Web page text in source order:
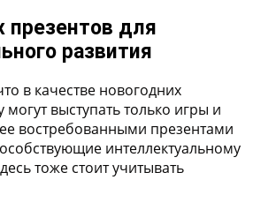
презентов для
развития
в качестве новогодних
могут выступать только игры и
востребованными презентами
интеллектуальному
тоже стоит учитывать